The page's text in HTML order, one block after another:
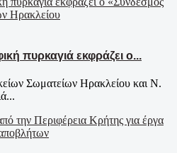
πυρκαγιά εκφράζει ο...
Σωματείων Ηρακλείου και Ν.